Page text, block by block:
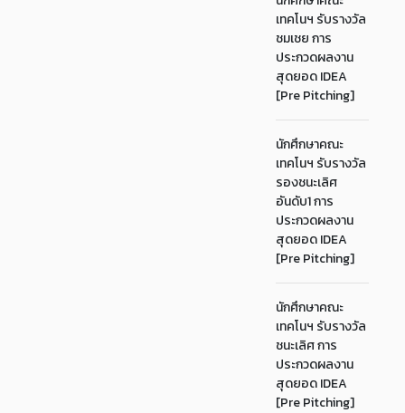
เทคโนฯ รับรางวัล
ชมเชย การ
ประกวดผลงาน
สุดยอด IDEA
[Pre Pitching]
นักศึกษาคณะ
เทคโนฯ รับรางวัล
รองชนะเลิศ
อันดับ1 การ
ประกวดผลงาน
สุดยอด IDEA
[Pre Pitching]
นักศึกษาคณะ
เทคโนฯ รับรางวัล
ชนะเลิศ การ
ประกวดผลงาน
สุดยอด IDEA
[Pre Pitching]